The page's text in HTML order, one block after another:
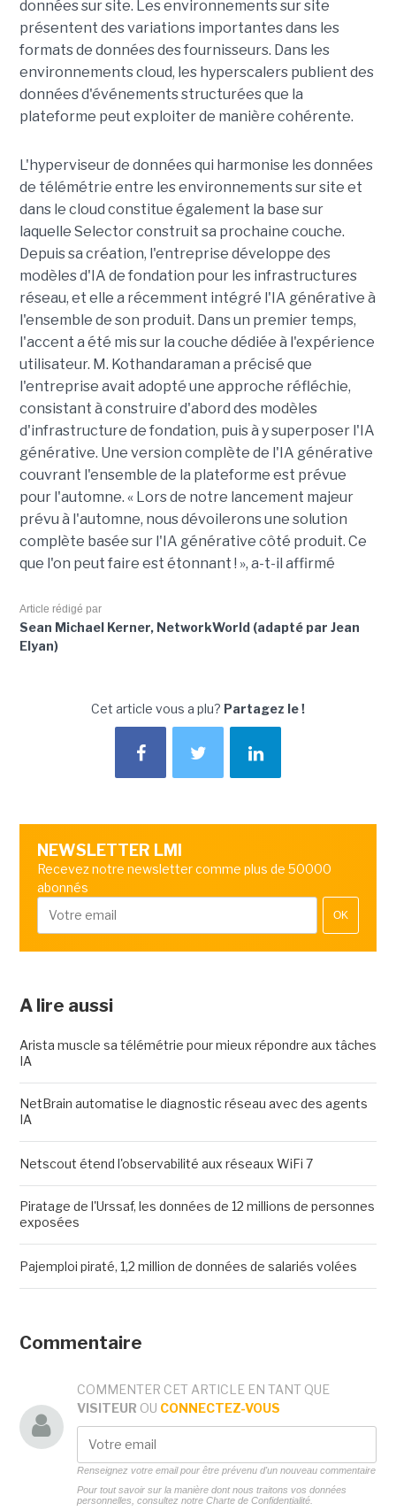
données sur site. Les environnements sur site
présentent des variations importantes dans les
formats de données des fournisseurs. Dans les
environnements cloud, les hyperscalers publient des
données d'événements structurées que la
plateforme peut exploiter de manière cohérente.
L'hyperviseur de données qui harmonise les données
de télémétrie entre les environnements sur site et
dans le cloud constitue également la base sur
laquelle Selector construit sa prochaine couche.
Depuis sa création, l'entreprise développe des
modèles d'IA de fondation pour les infrastructures
réseau, et elle a récemment intégré l'IA générative à
l'ensemble de son produit. Dans un premier temps,
l'accent a été mis sur la couche dédiée à l'expérience
utilisateur. M. Kothandaraman a précisé que
l'entreprise avait adopté une approche réfléchie,
consistant à construire d'abord des modèles
d'infrastructure de fondation, puis à y superposer l'IA
générative. Une version complète de l'IA générative
couvrant l'ensemble de la plateforme est prévue
pour l'automne. « Lors de notre lancement majeur
prévu à l'automne, nous dévoilerons une solution
complète basée sur l'IA générative côté produit. Ce
que l'on peut faire est étonnant ! », a-t-il affirmé
Article rédigé par
Sean Michael Kerner, NetworkWorld (adapté par Jean
Elyan)
Cet article vous a plu? Partagez le !
NEWSLETTER LMI
Recevez notre newsletter comme plus de 50000
abonnés
OK
A lire aussi
Arista muscle sa télémétrie pour mieux répondre aux tâches
IA
NetBrain automatise le diagnostic réseau avec des agents
IA
Netscout étend l'observabilité aux réseaux WiFi 7
Piratage de l'Urssaf, les données de 12 millions de personnes
exposées
Pajemploi piraté, 1,2 million de données de salariés volées
Commentaire
COMMENTER CET ARTICLE EN TANT QUE
VISITEUR OU CONNECTEZ-VOUS
Renseignez votre email pour être prévenu d'un nouveau commentaire
Pour tout savoir sur la manière dont nous traitons vos données
personnelles, consultez notre Charte de Confidentialité.